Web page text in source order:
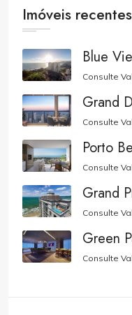
Imóveis recentes
Blue
Consulte
Grand
Consulte
Porto
Consulte
Grand
Consulte
Green
Consulte